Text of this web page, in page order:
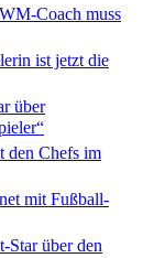
Coach muss
ist jetzt die
über
den Chefs im
mit Fußball-
Star über den